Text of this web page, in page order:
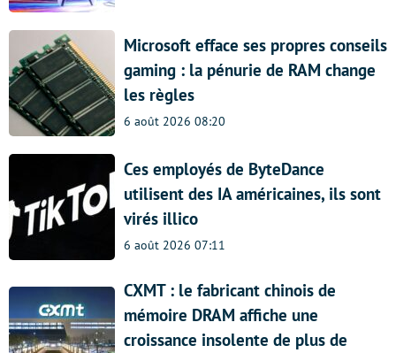
Microsoft efface ses propres conseils
gaming : la pénurie de RAM change
les règles
6 août 2026 08:20
Ces employés de ByteDance
utilisent des IA américaines, ils sont
virés illico
6 août 2026 07:11
CXMT : le fabricant chinois de
mémoire DRAM affiche une
croissance insolente de plus de